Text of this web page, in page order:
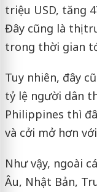
triệu USD, tăng
Đây cũng là thị
trong thời gian
Tuy nhiên, đây
tỷ lệ người dân
Philippines thì
và cởi mở hơn
Như vậy, ngoài
Âu, Nhật Bản,